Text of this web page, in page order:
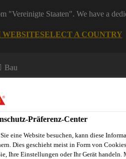
"Vereinigte Staaten". We have a
WEBSITESELECT A COUNTRY
Bau
Präferenz-Center
eine Website besuchen, kann diese
Dies geschieht meist in Form von
Ihre Einstellungen oder Ihr Gerät